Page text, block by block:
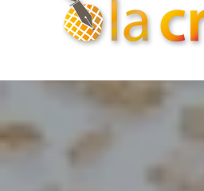
blog agroalimentario